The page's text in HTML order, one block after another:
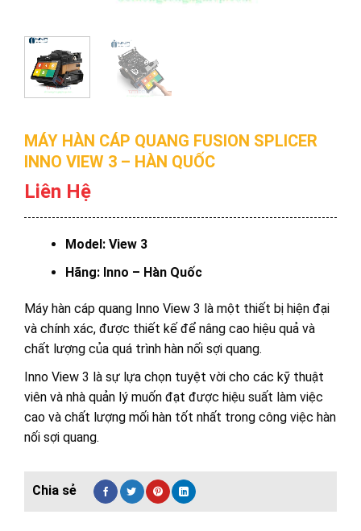
MÁY HÀN CÁP QUANG FUSION SPLICER
INNO VIEW 3 – HÀN QUỐC
Liên Hệ
Model: View 3
Hãng: Inno – Hàn Quốc
Máy hàn cáp quang Inno View 3 là một thiết bị hiện đại
và chính xác, được thiết kế để nâng cao hiệu quả và
chất lượng của quá trình hàn nối sợi quang.
Inno View 3 là sự lựa chọn tuyệt vời cho các kỹ thuật
viên và nhà quản lý muốn đạt được hiệu suất làm việc
cao và chất lượng mối hàn tốt nhất trong công việc hàn
nối sợi quang.